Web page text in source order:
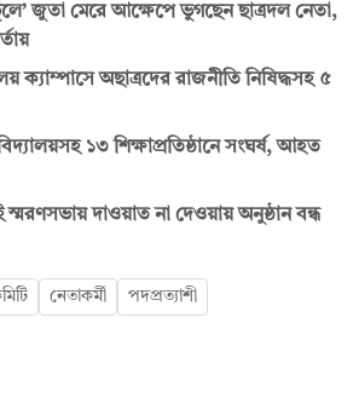
জুতা মেরে আক্ষেপে ভুগছেন ছাত্রদল নেতা,
ক্যাম্পাসে অছাত্রদের রাজনীতি নিষিদ্ধসহ ৫
১৩ শিক্ষাপ্রতিষ্ঠানে সংঘর্ষ, আহত
স্মরণসভায় দাওয়াত না দেওয়ায় অনুষ্ঠান বন্ধ
নেতাকর্মী পদপ্রত্যাশী